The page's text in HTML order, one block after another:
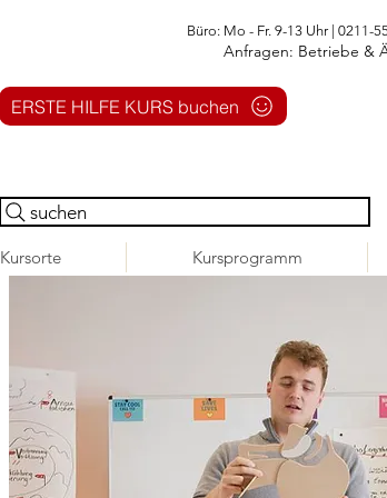
Büro: Mo - Fr. 9-13 Uhr | 0211-
Anfragen: Betriebe &
ERSTE HILFE KURS buchen
suchen
Kursorte Kursprogramm